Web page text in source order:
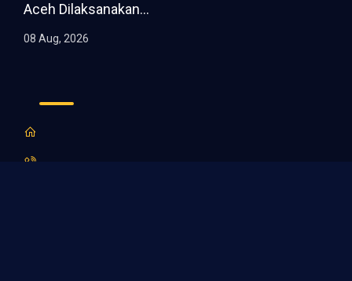
Aceh Dilaksanakan...
08 Aug, 2026